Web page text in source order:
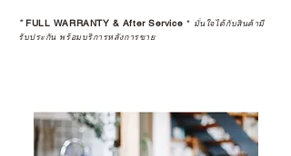
*FULL WARRANTY & After Service * มั่นใจได้กับสินค้ามี
รับประกัน พร้อมบริการหลังการขาย